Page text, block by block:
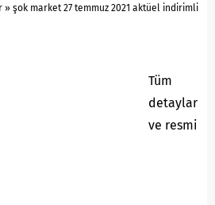
» şok market 27 temmuz 2021 aktüel indirimli
Tüm
detaylar
ve resmi